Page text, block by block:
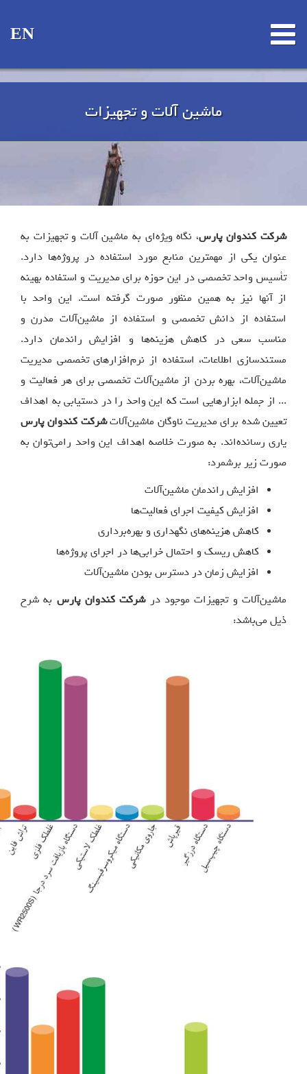
EN
ماشین آلات و تجهیزات
شرکت کندوان پارس، نگاه ويژه‌ای به ماشين آلات و تجهيزات به
عنوان یکی از مهمترين منابع مورد استفاده در پروژه‌ها دارد.
تأسيس واحد تخصصی در اين حوزه برای مديريت و استفاده بهينه
از آنها نيز به همين منظور صورت گرفته است. اين واحد با
استفاده از دانش تخصصی و استفاده از ماشين‌آلات مدرن و
مناسب سعی در کاهش هزينه‌ها و افزايش راندمان دارد.
مستندسازی اطلاعات، استفاده از نرم‌افزارهای تخصصی مديريت
ماشين‌آلات، بهره‌ بردن از ماشين‌آلات تخصصی برای هر فعاليت و
... از جمله ابزارهایی است که اين واحد را در دستيابی به اهداف
تعيين شده برای مديريت ناوگان ماشين‌آلاتشرکت کندوان‌ پارس
ياری رسانده‌اند. به صورت خلاصه اهداف اين واحد رامی‌توان به
صورت زير برشمرد:
افزايش راندمان ماشين‌آلات
افزايش کيفيت اجرای فعاليت‌ها
کاهش هزينه‌های نگهداری و بهره‌برداری
کاهش ريسک و احتمال خرابی‌ها در اجرای پروژه‌ها
افزايش زمان در دسترس بودن ماشين‌آلات
ماشين‌آلات و تجهيزات موجود درشرکت کندوان‌ پارس به شرح
ذيل می‌باشد: